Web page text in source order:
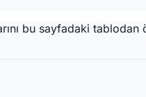
bu sayfadaki